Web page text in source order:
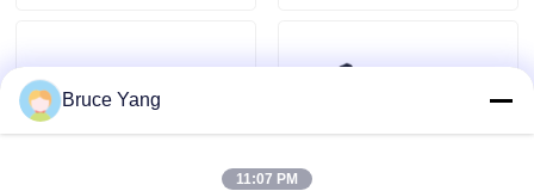
৪৮ ভোল্ট লিথিয়াম-আয়ন ফর্কলিফ্ট ব্যাটারি
Bruce Yang
11:07 PM